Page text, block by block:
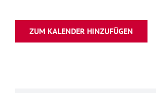
ZUM KALENDER HINZUFÜGEN